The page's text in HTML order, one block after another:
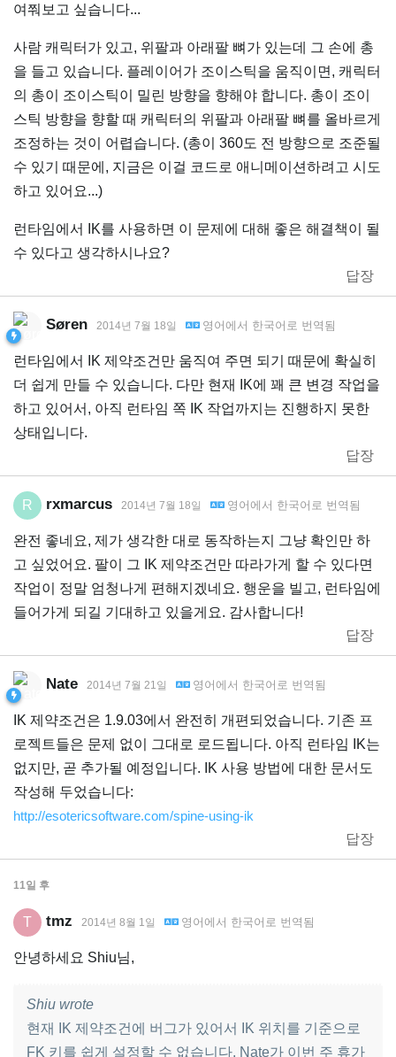
여쭤보고 싶습니다...
사람 캐릭터가 있고, 위팔과 아래팔 뼈가 있는데 그 손에 총
을 들고 있습니다. 플레이어가 조이스틱을 움직이면, 캐릭터
의 총이 조이스틱이 밀린 방향을 향해야 합니다. 총이 조이
스틱 방향을 향할 때 캐릭터의 위팔과 아래팔 뼈를 올바르게
조정하는 것이 어렵습니다. (총이 360도 전 방향으로 조준될
수 있기 때문에, 지금은 이걸 코드로 애니메이션하려고 시도
하고 있어요...)
런타임에서 IK를 사용하면 이 문제에 대해 좋은 해결책이 될
수 있다고 생각하시나요?
답장
Søren 2014년 7월 18일 영어 에서 한국어 로 번역됨
런타임에서 IK 제약조건만 움직여 주면 되기 때문에 확실히
더 쉽게 만들 수 있습니다. 다만 현재 IK에 꽤 큰 변경 작업을
하고 있어서, 아직 런타임 쪽 IK 작업까지는 진행하지 못한
상태입니다.
답장
R rxmarcus 2014년 7월 18일 영어 에서 한국어 로 번역됨
완전 좋네요, 제가 생각한 대로 동작하는지 그냥 확인만 하
고 싶었어요. 팔이 그 IK 제약조건만 따라가게 할 수 있다면
작업이 정말 엄청나게 편해지겠네요. 행운을 빌고, 런타임에
들어가게 되길 기대하고 있을게요. 감사합니다!
답장
Nate 2014년 7월 21일 영어 에서 한국어 로 번역됨
IK 제약조건은 1.9.03에서 완전히 개편되었습니다. 기존 프
로젝트들은 문제 없이 그대로 로드됩니다. 아직 런타임 IK는
없지만, 곧 추가될 예정입니다. IK 사용 방법에 대한 문서도
작성해 두었습니다:
http://esotericsoftware.com/spine-using-ik
답장
11일 후
T tmz 2014년 8월 1일 영어 에서 한국어 로 번역됨
안녕하세요 Shiu님,
Shiu wrote
현재 IK 제약조건에 버그가 있어서 IK 위치를 기준으로
FK 키를 쉽게 설정할 수 없습니다. Nate가 이번 주 휴가